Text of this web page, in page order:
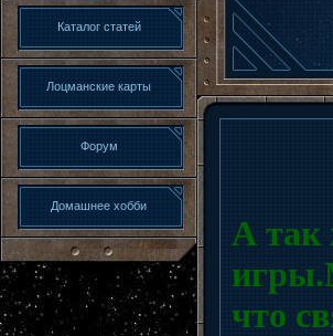
Каталог статей
Лоцманские карты
Форум
Домашнее хобби
А так
что